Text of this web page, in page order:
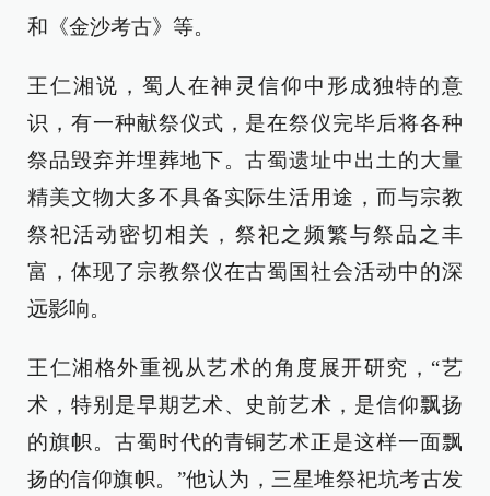
和《金沙考古》等。
王仁湘说，蜀人在神灵信仰中形成独特的意
识，有一种献祭仪式，是在祭仪完毕后将各种
祭品毁弃并埋葬地下。古蜀遗址中出土的大量
精美文物大多不具备实际生活用途，而与宗教
祭祀活动密切相关，祭祀之频繁与祭品之丰
富，体现了宗教祭仪在古蜀国社会活动中的深
远影响。
王仁湘格外重视从艺术的角度展开研究，“艺
术，特别是早期艺术、史前艺术，是信仰飘扬
的旗帜。古蜀时代的青铜艺术正是这样一面飘
扬的信仰旗帜。”他认为，三星堆祭祀坑考古发